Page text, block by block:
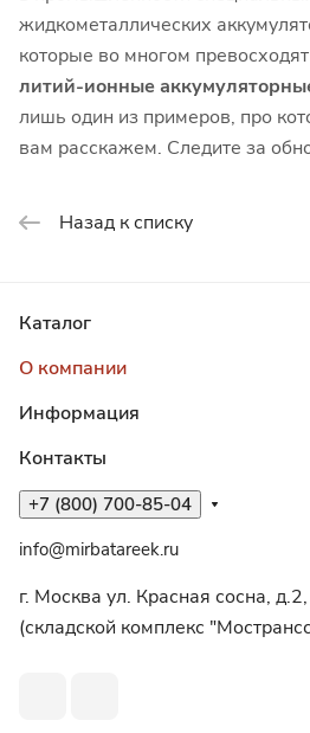
жидкометаллических
которые во многом
литий-ионные
лишь один из примеров, про
вам расскажем. Следите за
Назад к списку
Каталог
О компании
Информация
Контакты
+7 (800) 700-85-04
info@mirbatareek.ru
г. Москва ул. Красная сосна,
(складской комплекс